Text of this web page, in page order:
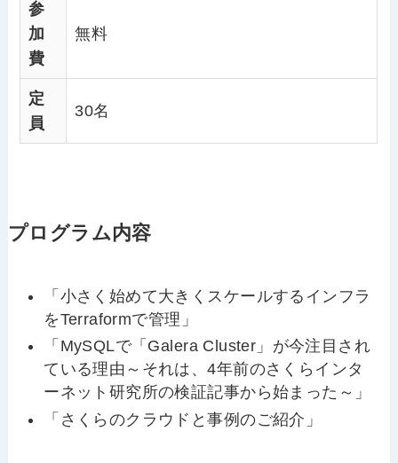
参
加
費
無料
定
員
30名
プログラム内容
「小さく始めて大きくスケールするインフラ
をTerraformで管理」
「MySQLで「Galera Cluster」が今注目され
ている理由～それは、4年前のさくらインタ
ーネット研究所の検証記事から始まった～」
「さくらのクラウドと事例のご紹介」